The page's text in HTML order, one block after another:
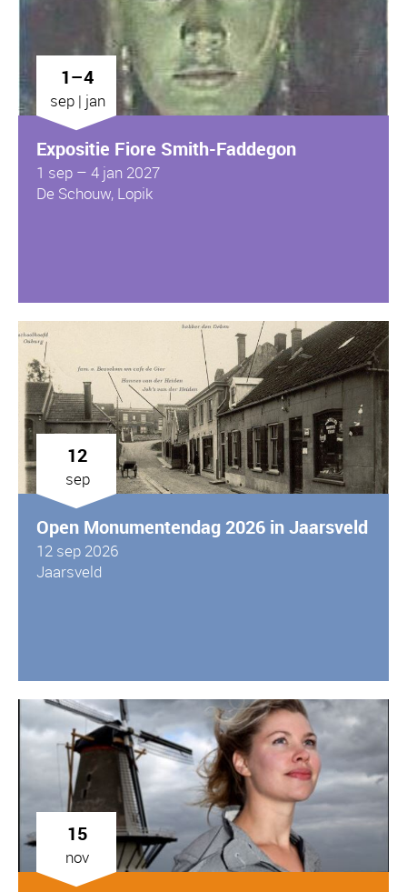
1–4
sep | jan
Expositie Fiore Smith-Faddegon
1 sep – 4 jan 2027
De Schouw, Lopik
12
sep
Open Monumentendag 2026 in Jaarsveld
12 sep 2026
Jaarsveld
15
nov